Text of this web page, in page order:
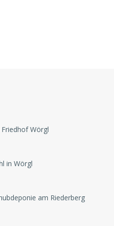
Wörgl
in Wörgl
am Riederberg